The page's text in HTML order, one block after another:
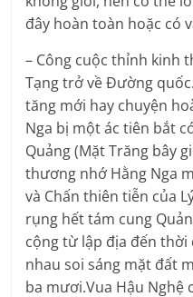
đây hoàn toàn hoặc có
– Công cuộc thỉnh kinh
Tạng trở về Đường
tăng mới hay chuyện
Nga bị một ác tiên bắt
Quảng (Mặt Trăng bây
thương nhớ Hằng Nga
và Chấn thiên tiễn của
rụng hết tám cung
cộng từ lập địa đến
nhau soi sáng mặt đất
ba mươi.Vua Hậu Nghệ